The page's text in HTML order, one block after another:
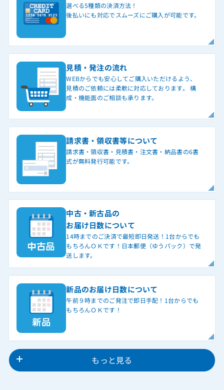
選べる5種類の決済方法！
後払いにも対応でスムーズにご購入が可能です。
見積・発注の流れ
WEBからでも安心してご購入いただけるよう、
見積のご依頼には柔軟に対応しております。 構
成・機能面のご相談も承ります。
請求書・領収書等について
請求書・領収書・見積書・注文書・納品書の6書
式が無料発行可能です。
中古・新古品の
お届け日数について
14時までのご決済で最短即日発送！1台からでも
もちろんＯＫです！日本郵便（ゆうパック）で発
送します。
新品のお届け日数について
午前９時までのご発注で即日手配！1台からでも
もちろんＯＫです！
もっと見る